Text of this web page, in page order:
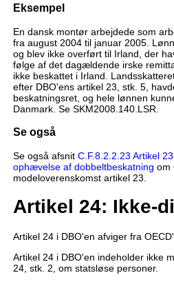
Eksempel
En dansk montør arbejdede som
fra august 2004 til januar 2005.
og blev ikke overført til Irland, der
følge af det dagældende irske
ikke beskattet i Irland.
efter DBO'ens artikel 23, stk. 5,
beskatningsret, og hele lønnen
Danmark. Se SKM2008.140.LSR.
Se også
Se også afsnit C.F.8.2.2.23 Artikel
ophævelse af dobbeltbeskatning om
modeloverenskomst artikel 23.
Artikel 24: Ikke-
Artikel 24 i DBO'en afviger fra
Artikel 24 i DBO'en indeholder ikke
24, stk. 2, om statsløse personer.